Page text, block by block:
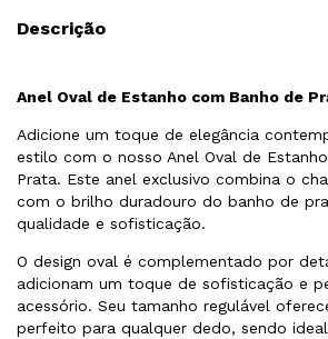
Descrição
Anel Oval de Estanho com Banho de
Adicione um toque de elegância
estilo com o nosso Anel Oval de
Prata. Este anel exclusivo combina o
com o brilho duradouro do banho de
qualidade e sofisticação.
O design oval é complementado por
adicionam um toque de sofisticação e
acessório. Seu tamanho regulável
perfeito para qualquer dedo, sendo